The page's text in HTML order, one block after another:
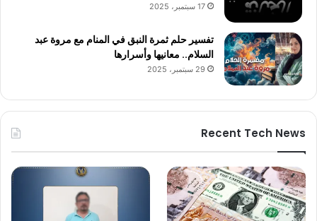
17 سبتمبر، 2025
تفسير حلم ثمرة النبق في المنام مع مروة عبد
السلام.. معانيها وأسرارها
29 سبتمبر، 2025
Recent Tech News